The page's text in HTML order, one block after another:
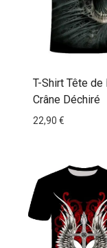
T-Shirt Tête de
Crâne Déchiré
22,90 €